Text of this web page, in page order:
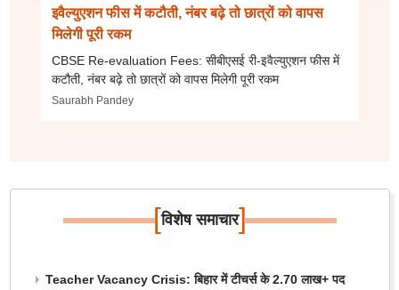
इवैल्युएशन फीस में कटौती, नंबर बढ़े तो छात्रों को वापस
मिलेगी पूरी रकम
CBSE Re-evaluation Fees: सीबीएसई री-इवैल्युएशन फीस में
कटौती, नंबर बढ़े तो छात्रों को वापस मिलेगी पूरी रकम
Saurabh Pandey
[विशेष समाचार]
Teacher Vacancy Crisis: बिहार में टीचर्स के 2.70 लाख+ पद